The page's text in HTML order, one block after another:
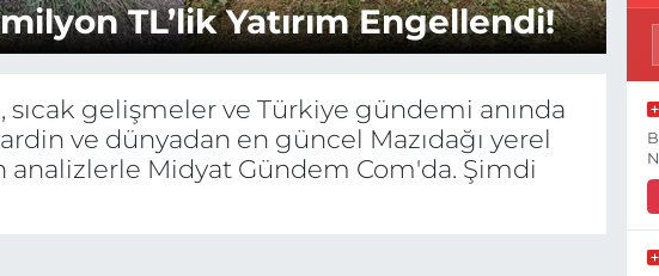
TL’lik Yatırım Engellendi!
sıcak gelişmeler ve Türkiye gündemi anında
ve dünyadan en güncel Mazıdağı yerel
analizlerle Midyat Gündem Com'da. Şimdi